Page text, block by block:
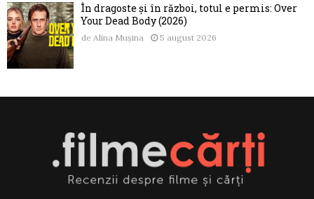
În dragoste și în război, totul e permis: Over
Your Dead Body (2026)
de Alina Mușina 5 august 2026